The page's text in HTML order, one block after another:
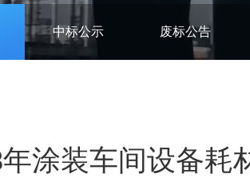
中标公示 废标公告
涂装车间设备耗